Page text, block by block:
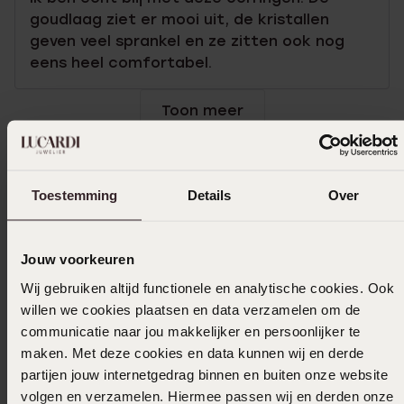
Toestemming Details Over
Jouw voorkeuren
Wij gebruiken altijd functionele en analytische cookies. Ook
willen we cookies plaatsen en data verzamelen om de
communicatie naar jou makkelijker en persoonlijker te
maken. Met deze cookies en data kunnen wij en derde
partijen jouw internetgedrag binnen en buiten onze website
volgen en verzamelen. Hiermee passen wij en derden onze
goudlaag ziet er mooi uit, de kristallen
geven veel sprankel en ze zitten ook nog
eens heel comfortabel.
Toon meer
In winkelmandje
Ook leuk voor jou